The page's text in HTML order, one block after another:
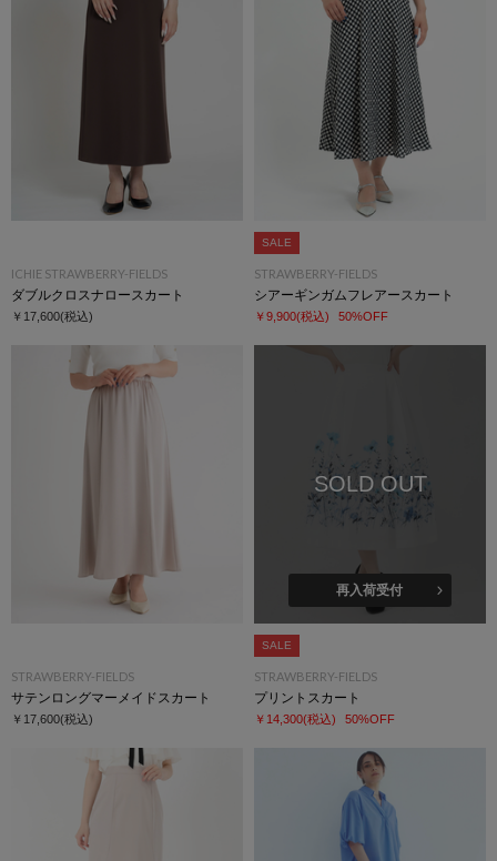
ICHIE STRAWBERRY-FIELDS
ダブルクロスナロースカート
￥17,600(税込)
SALE
STRAWBERRY-FIELDS
シアーギンガムフレアースカート
￥9,900(税込) 50%OFF
STRAWBERRY-FIELDS
サテンロングマーメイドスカート
￥17,600(税込)
SOLD OUT
再入荷受付
SALE
STRAWBERRY-FIELDS
プリントスカート
￥14,300(税込) 50%OFF